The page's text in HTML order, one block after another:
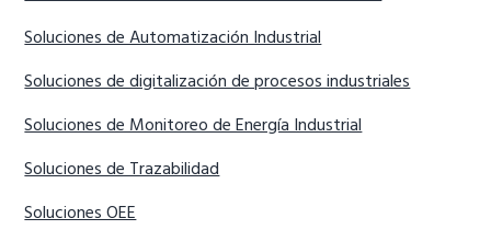
Soluciones de Automatización Industrial
Soluciones de digitalización de procesos industriales
Soluciones de Monitoreo de Energía Industrial
Soluciones de Trazabilidad
Soluciones OEE